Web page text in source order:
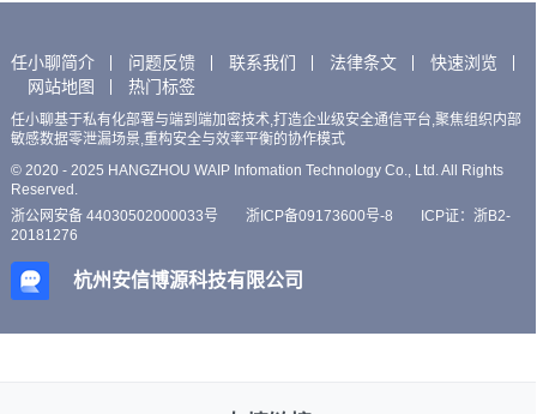
任小聊简介 问题反馈 联系我们 法律条文
快速浏览
网站地图
热门标签
任小聊基于私有化部署与端到端加密技术,打造企业级安全通信平台,聚焦组织内部
敏感数据零泄漏场景,重构安全与效率平衡的协作模式
© 2020 - 2025 HANGZHOU WAIP Infomation Technology Co., Ltd. All Rights
Reserved.
浙公网安备 44030502000033号
浙ICP备09173600号-8
ICP证：浙B2-
20181276
杭州安信博源科技有限公司